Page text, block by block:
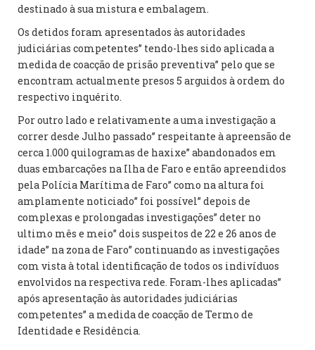
destinado à sua mistura e embalagem.
Os detidos foram apresentados às autoridades
judiciárias competentes” tendo-lhes sido aplicada a
medida de coacção de prisão preventiva” pelo que se
encontram actualmente presos 5 arguidos à ordem do
respectivo inquérito.
Por outro lado e relativamente a uma investigação a
correr desde Julho passado” respeitante à apreensão de
cerca 1.000 quilogramas de haxixe” abandonados em
duas embarcações na Ilha de Faro e então apreendidos
pela Polícia Marítima de Faro” como na altura foi
amplamente noticiado” foi possível” depois de
complexas e prolongadas investigações” deter no
ultimo mês e meio” dois suspeitos de 22 e 26 anos de
idade” na zona de Faro” continuando as investigações
com vista à total identificação de todos os indivíduos
envolvidos na respectiva rede. Foram-lhes aplicadas”
após apresentação às autoridades judiciárias
competentes” a medida de coacção de Termo de
Identidade e Residência.